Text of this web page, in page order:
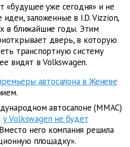
«будущее уже сегодня» и не
заложенные в I.D. Vizzion,
в ближайшие годы. Этим
дверь, в которую
транспортную систему
видят в Volkswagen.
автосалона в Женеве
автосалоне (ММАС)
у Volkswagen не будет
него компания решила
площадку».